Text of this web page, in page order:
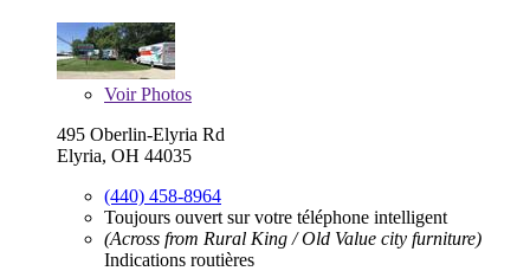
VoirPhotos
495 Oberlin-Elyria Rd
Elyria, OH 44035
(440) 458-8964
Toujours ouvert sur votre téléphone intelligent
(Across from Rural King / Old Value city furniture)
Indications routières